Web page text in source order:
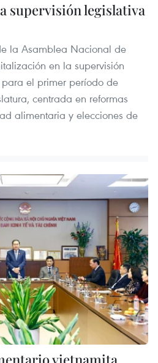
supervisión legislativa
la Asamblea Nacional de
en la supervisión
el primer período de
centrada en reformas
alimentaria y elecciones de
vietnamita